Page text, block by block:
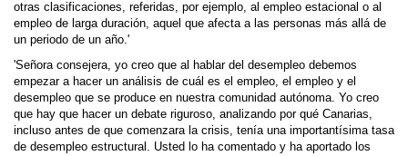
otras clasificaciones, referidas, por ejemplo, al empleo estacional o al
empleo de larga duración, aquel que afecta a las personas más allá de
un periodo de un año.'
'Señora consejera, yo creo que al hablar del desempleo debemos
empezar a hacer un análisis de cuál es el empleo, el empleo y el
desempleo que se produce en nuestra comunidad autónoma. Yo creo
que hay que hacer un debate riguroso, analizando por qué Canarias,
incluso antes de que comenzara la crisis, tenía una importantísima tasa
de desempleo estructural. Usted lo ha comentado y ha aportado los